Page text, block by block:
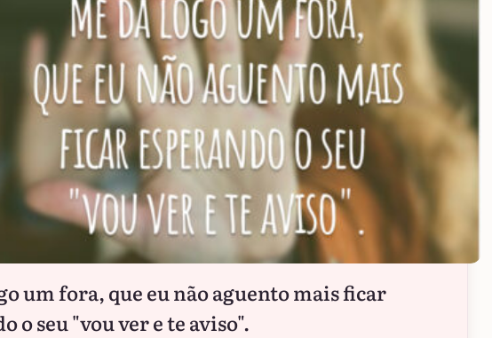
um fora, que eu não aguento mais ficar
o seu "vou ver e te aviso".